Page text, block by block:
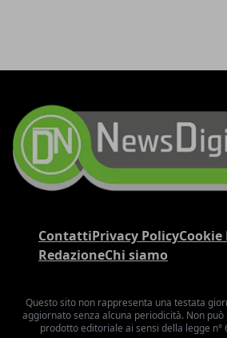
ContattiPrivacy PolicyCookie
RedazioneChi siamo
Questo sito non rappresenta una testata
aggiornato senza alcuna periodicità. Non
prodotto editoriale ai sensi della legge n°